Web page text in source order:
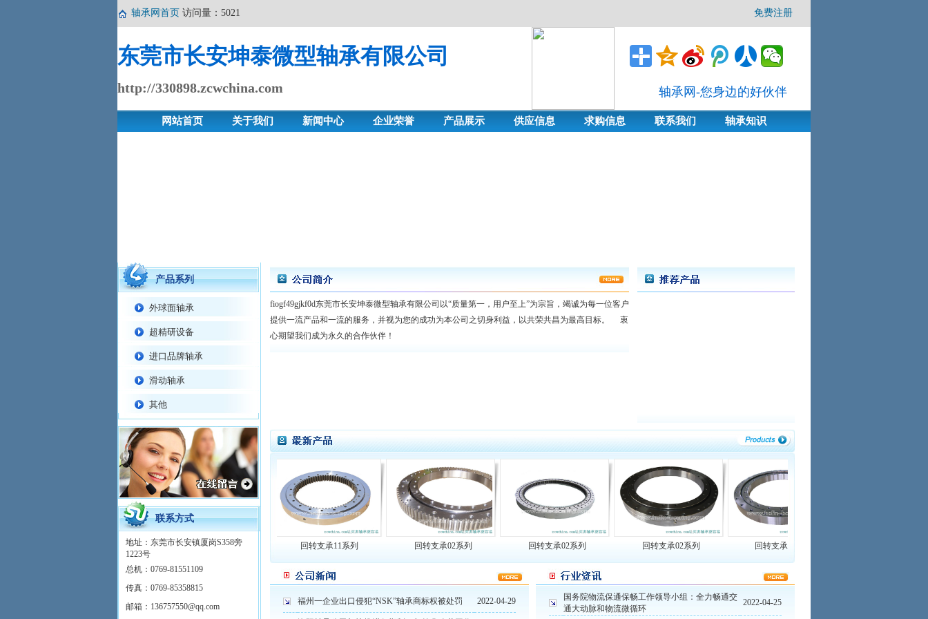
轴承网首页 访问量：5021 免费注册
东莞市长安坤泰微型轴承有限公司
http://330898.zcwchina.com 轴承网-您身边的好伙伴
网站首页 关于我们 新闻中心 企业荣誉 产品展示 供应信息 求购信息 联系我们 轴承知识
产品系列
外球面轴承
超精研设备
进口品牌轴承
滑动轴承
其他
联系方式
地址：东莞市长安镇厦岗S358旁
1223号
总机：0769-81551109
传真：0769-85358815
邮箱：136757550@qq.com
fiogf49gjkf0d东莞市长安坤泰微型轴承有限公司以“质量第一，用户至上”为宗旨，竭诚为每一位客户
提供一流产品和一流的服务，并视为您的成功为本公司之切身利益，以共荣共昌为最高目标。 衷
心期望我们成为永久的合作伙伴！
硅胶密实密封条U型9字P字 回转支承11系列 回转支承02系列 回转支承02系列 回转支承02系列 回转支承HS系列
福州一企业出口侵犯“NSK”轴承商标权被处罚 2022-04-29
国务院物流保通保畅工作领导小组：全力畅通交
通大动脉和物流微循环
2022-04-25